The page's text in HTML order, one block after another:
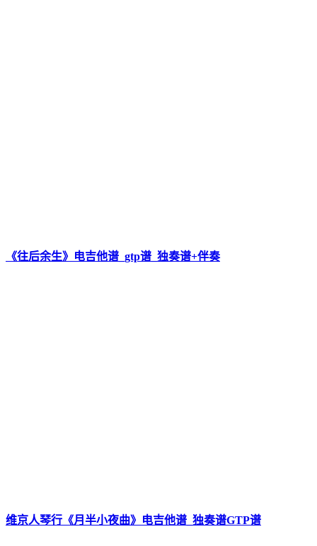
《往后余生》电吉他谱_gtp谱_独奏谱+伴奏
维京人琴行《月半小夜曲》电吉他谱_独奏谱GTP谱